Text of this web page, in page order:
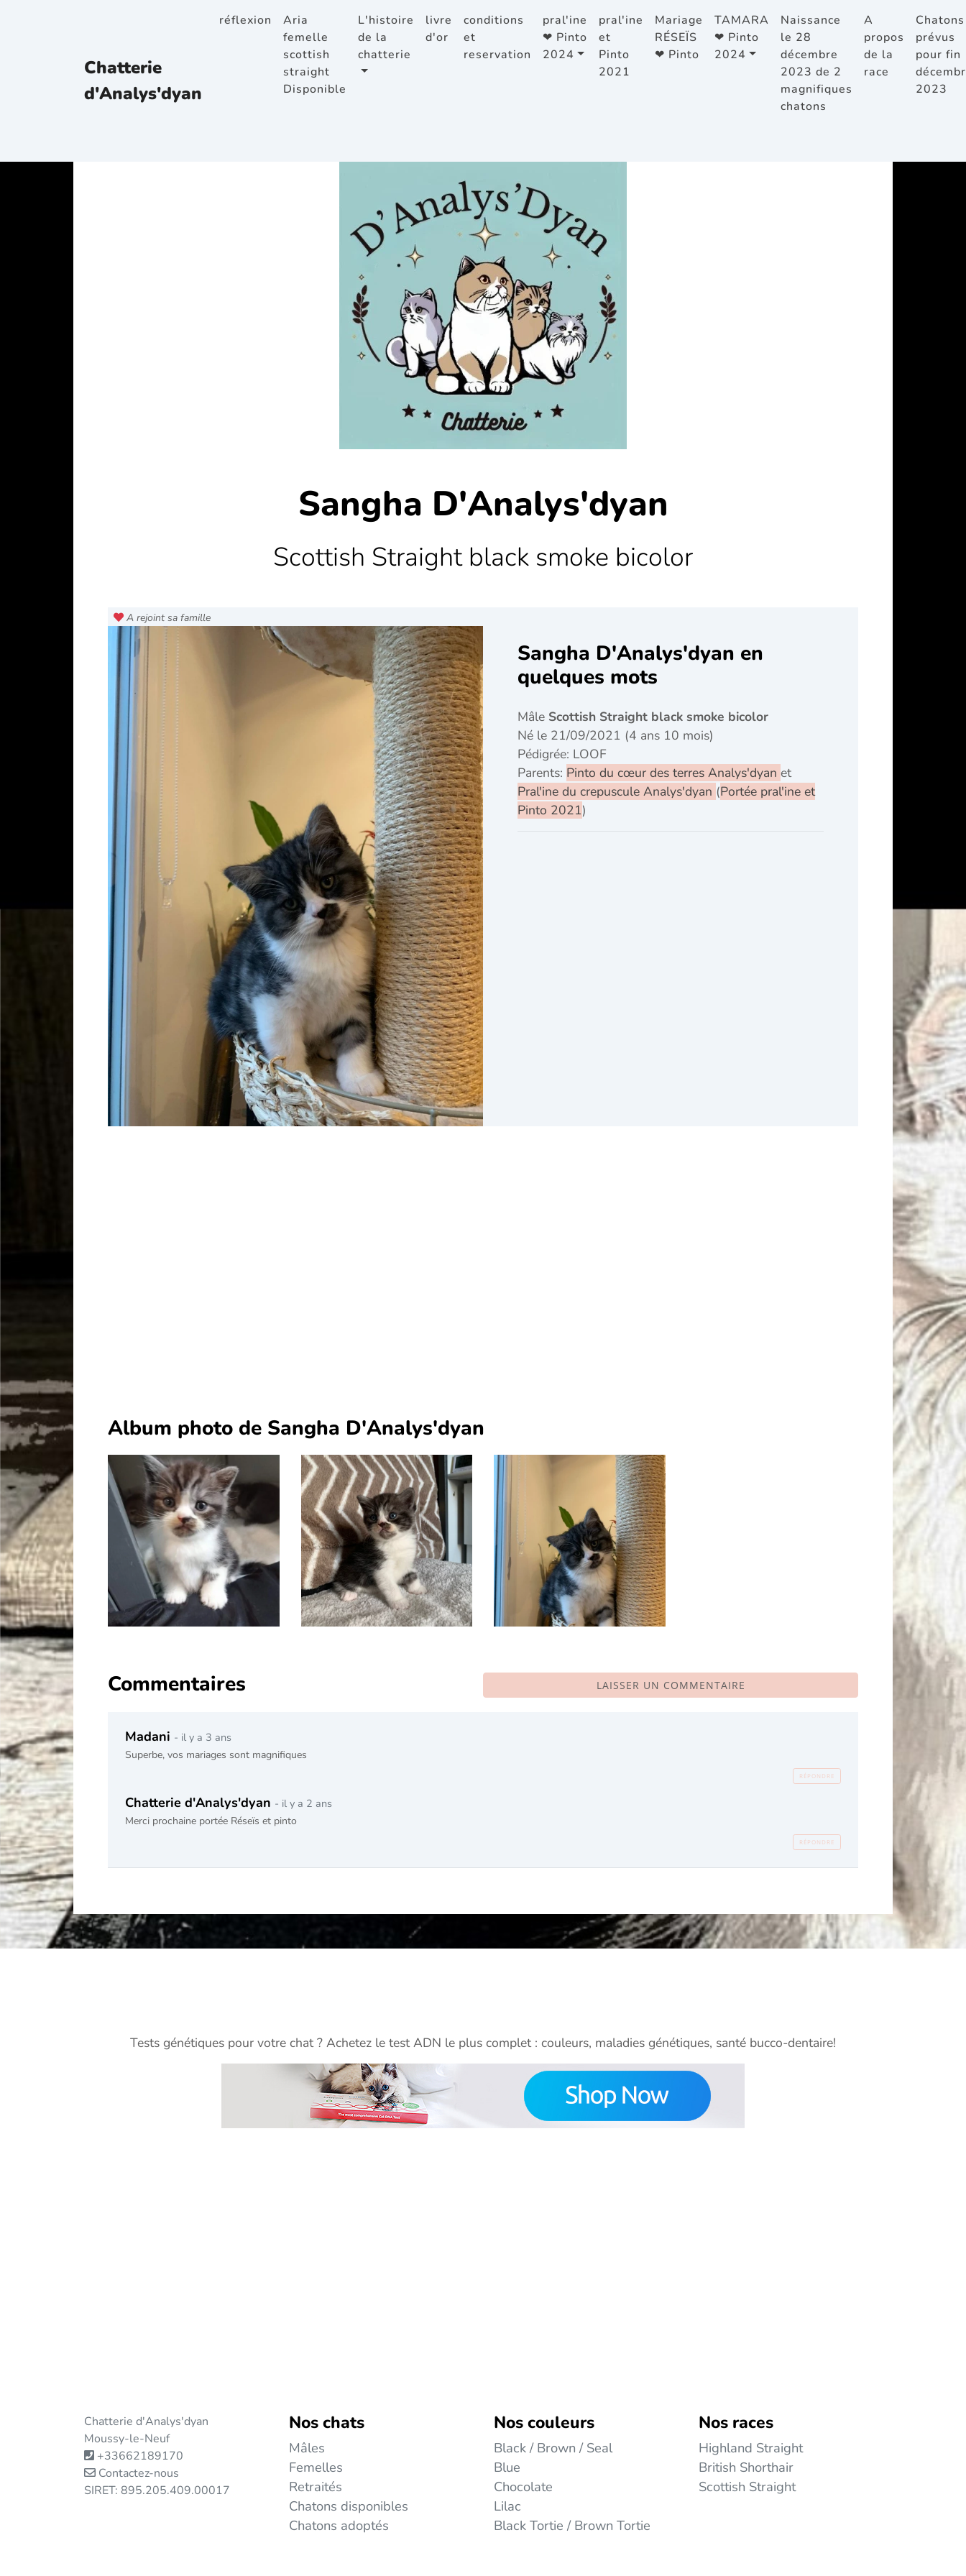
Chatterie
d'Analys'dyan
réflexion
Aria
femelle
scottish
straight
Disponible
L'histoire
de la
chatterie
livre
d'or
conditions
et
reservation
pral'ine
❤ Pinto
2024
pral'ine
et
Pinto
2021
Mariage
RÉSEÏS
❤ Pinto
TAMARA
❤ Pinto
2024
Naissance
le 28
décembre
2023 de 2
magnifiques
chatons
A
propos
de la
race
Chatons
prévus
pour fin
2023
Sangha D'Analys'dyan
Scottish Straight black smoke bicolor
A rejoint sa famille
Sangha D'Analys'dyan en
quelques mots
Mâle Scottish Straight black smoke bicolor
Né le 21/09/2021 (4 ans 10 mois)
Pédigrée: LOOF
Parents: Pinto du cœur des terres Analys'dyan et
Pral'ine du crepuscule Analys'dyan (Portée pral'ine et
Pinto 2021)
Album photo de Sangha D'Analys'dyan
Commentaires LAISSER UN COMMENTAIRE
Madani - il y a 3 ans
Superbe, vos mariages sont magnifiques
RÉPONDRE
Chatterie d'Analys'dyan - il y a 2 ans
Merci prochaine portée Réseïs et pinto
RÉPONDRE
Tests génétiques pour votre chat ? Achetez le test ADN le plus complet : couleurs, maladies génétiques, santé bucco-dentaire!
Chatterie d'Analys'dyan
Moussy-le-Neuf
+33662189170
Contactez-nous
SIRET: 895.205.409.00017
Nos chats
Mâles
Femelles
Retraités
Chatons disponibles
Chatons adoptés
Nos couleurs
Black / Brown / Seal
Blue
Chocolate
Lilac
Black Tortie / Brown Tortie
Nos races
Highland Straight
British Shorthair
Scottish Straight